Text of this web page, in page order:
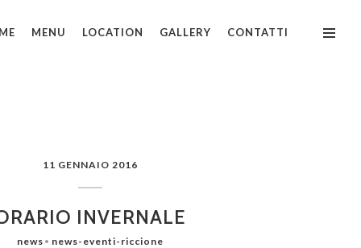
MENU LOCATION GALLERY CONTATTI
11 GENNAIO 2016
INVERNALE
news news-eventi-riccione